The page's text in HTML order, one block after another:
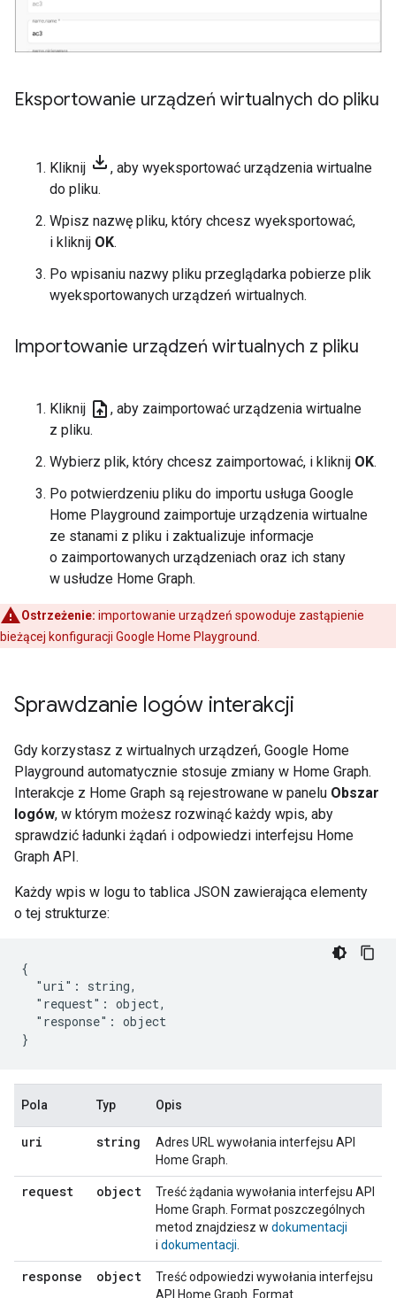
Eksportowanie urządzeń wirtualnych do pliku
Kliknij file_download , aby wyeksportować urządzenia wirtualne
do pliku.
Wpisz nazwę pliku, który chcesz wyeksportować,
i kliknij OK.
Po wpisaniu nazwy pliku przeglądarka pobierze plik
wyeksportowanych urządzeń wirtualnych.
Importowanie urządzeń wirtualnych z pliku
Kliknij upload_file , aby zaimportować urządzenia wirtualne
z pliku.
Wybierz plik, który chcesz zaimportować, i kliknij OK.
Po potwierdzeniu pliku do importu usługa Google
Home Playground zaimportuje urządzenia wirtualne
ze stanami z pliku i zaktualizuje informacje
o zaimportowanych urządzeniach oraz ich stany
w usłudze Home Graph.
Ostrzeżenie: importowanie urządzeń spowoduje zastąpienie
bieżącej konfiguracji Google Home Playground
Sprawdzanie logów interakcji
Gdy korzystasz z wirtualnych urządzeń, Google Home
Playground automatycznie stosuje zmiany w Home Graph.
Interakcje z Home Graph są rejestrowane w panelu Obszar
logów, w którym możesz rozwinąć każdy wpis, aby
sprawdzić ładunki żądań i odpowiedzi interfejsu Home
Graph API.
Każdy wpis w logu to tablica JSON zawierająca elementy
o tej strukturze:
{
  "uri": string,
  "request": object,
  "response": object
Pola Typ Opis
uri string
Adres URL wywołania interfejsu API
Home Graph
request object
Treść żądania wywołania interfejsu API
Home Graph . Format poszczególnych
metod znajdziesz w dokumentacji
i dokumentacji
response object
Treść odpowiedzi wywołania interfejsu
API Home Graph . Format